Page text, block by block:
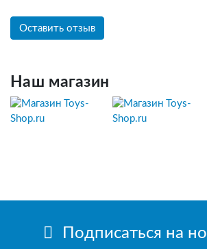
Оставить отзыв
Наш магазин
Подписаться на